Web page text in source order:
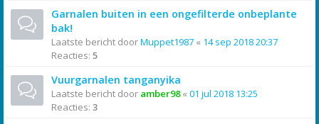
Garnalen buiten in een ongefilterde onbeplante
bak!
Laatste bericht doorMuppet1987 « 14 sep 2018 20:37
Reacties: 5
Vuurgarnalen tanganyika
Laatste bericht door amber98« 01 jul 2018 13:25
Reacties: 3